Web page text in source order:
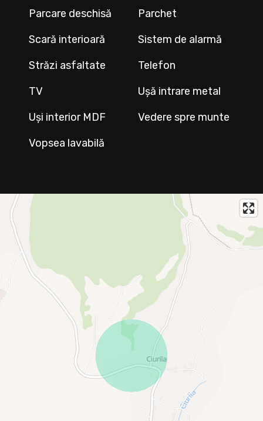
Parcare deschisă
Parchet
Scară interioară
Sistem de alarmă
Străzi asfaltate
Telefon
TV
Ușă intrare metal
Uși interior MDF
Vedere spre munte
Vopsea lavabilă